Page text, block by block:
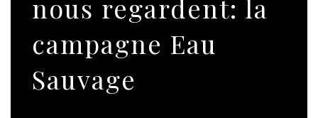
nous regardent: la
campagne Eau
Sauvage